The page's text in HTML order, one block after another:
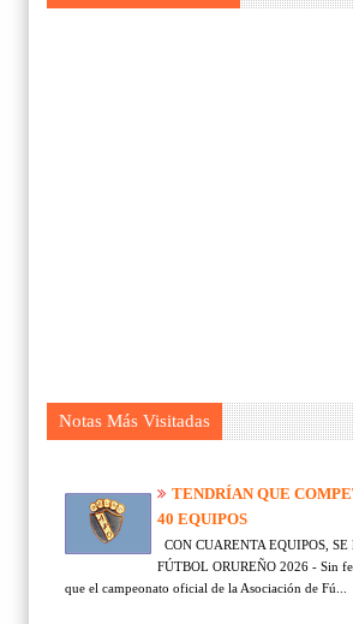
Notas Más Visitadas
TENDRÍAN QUE
40 EQUIPOS
CON CUARENTA EQUIPOS,
FÚTBOL ORUREÑO 2026 - Sin
que el campeonato oficial de la Asociación de Fú...